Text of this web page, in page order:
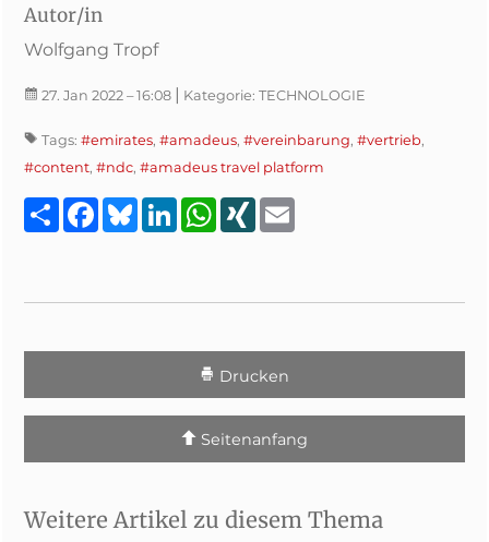
Autor/in
Wolfgang Tropf
27. Jan 2022 – 16:08 | Kategorie: TECHNOLOGIE
Tags: #emirates, #amadeus, #vereinbarung, #vertrieb,
#content, #ndc, #amadeus travel platform
TeilenFacebook
BlueskyLinkedInWhatsApp
XING
Drucken
Seitenanfang
Weitere Artikel zu diesem Thema